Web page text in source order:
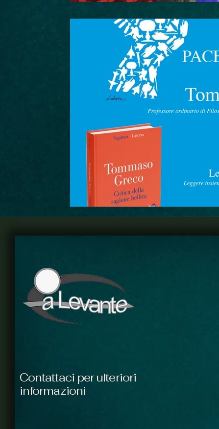
Contattaci per ulteriori
informazioni